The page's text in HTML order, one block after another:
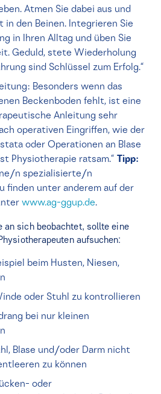
Atmen Sie dabei aus und
in den Beinen. Integrieren Sie
in Ihren Alltag und üben Sie
Geduld, stete Wiederholung
sind Schlüssel zum Erfolg.“
Besonders wenn das
Beckenboden fehlt, ist eine
Anleitung sehr
operativen Eingriffen, wie der
oder Operationen an Blase
Physiotherapie ratsam.“
Tipp:
n spezialisierte/n
finden unter anderem auf der
www.ag-ggup.de.
an sich beobachtet, sollte eine
aufsuchen:
beim Husten, Niesen,
oder Stuhl zu kontrollieren
bei nur kleinen
Blase und/oder Darm nicht
zu können
oder